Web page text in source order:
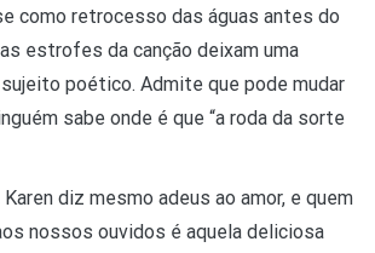
como retrocesso das águas antes do
estrofes da canção deixam uma
poético. Admite que pode mudar
sabe onde é que “a roda da sorte
Karen diz mesmo adeus ao amor, e quem
nossos ouvidos é aquela deliciosa